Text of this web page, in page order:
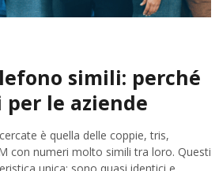
simili: perché
le aziende
è quella delle coppie, tris,
con numeri molto simili tra loro. Questi